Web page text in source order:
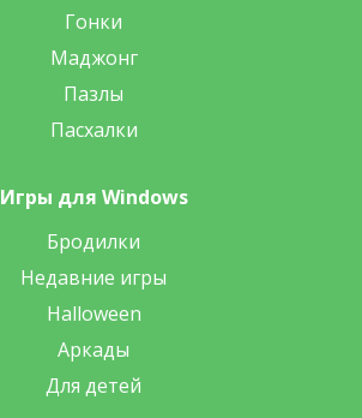
Гонки
Маджонг
Пазлы
Пасхалки
Игры для Windows
Бродилки
Недавние игры
Halloween
Аркады
Для детей